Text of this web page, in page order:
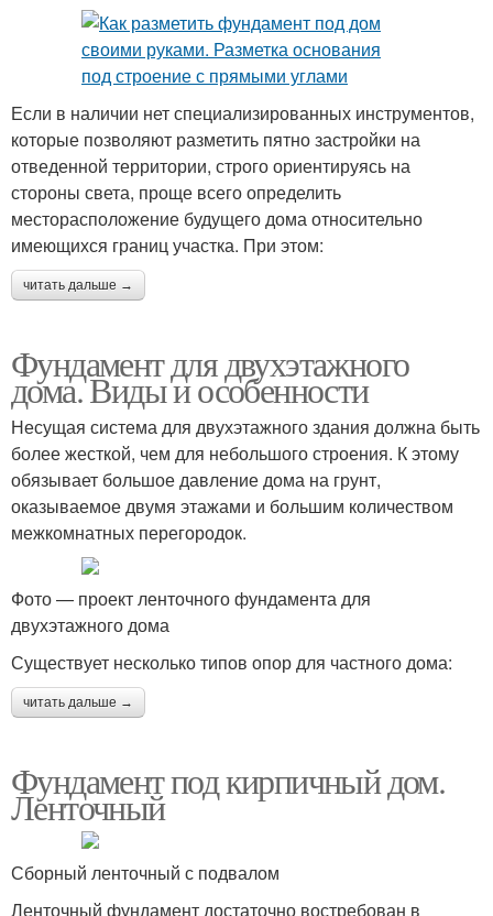
Если в наличии нет специализированных инструментов,
которые позволяют разметить пятно застройки на
отведенной территории, строго ориентируясь на
стороны света, проще всего определить
месторасположение будущего дома относительно
имеющихся границ участка. При этом:
читать дальше →
Фундамент для двухэтажного
дома. Виды и особенности
Несущая система для двухэтажного здания должна быть
более жесткой, чем для небольшого строения. К этому
обязывает большое давление дома на грунт,
оказываемое двумя этажами и большим количеством
межкомнатных перегородок.
Фото — проект ленточного фундамента для
двухэтажного дома
Существует несколько типов опор для частного дома:
читать дальше →
Фундамент под кирпичный дом.
Ленточный
Сборный ленточный с подвалом
Ленточный фундамент достаточно востребован в